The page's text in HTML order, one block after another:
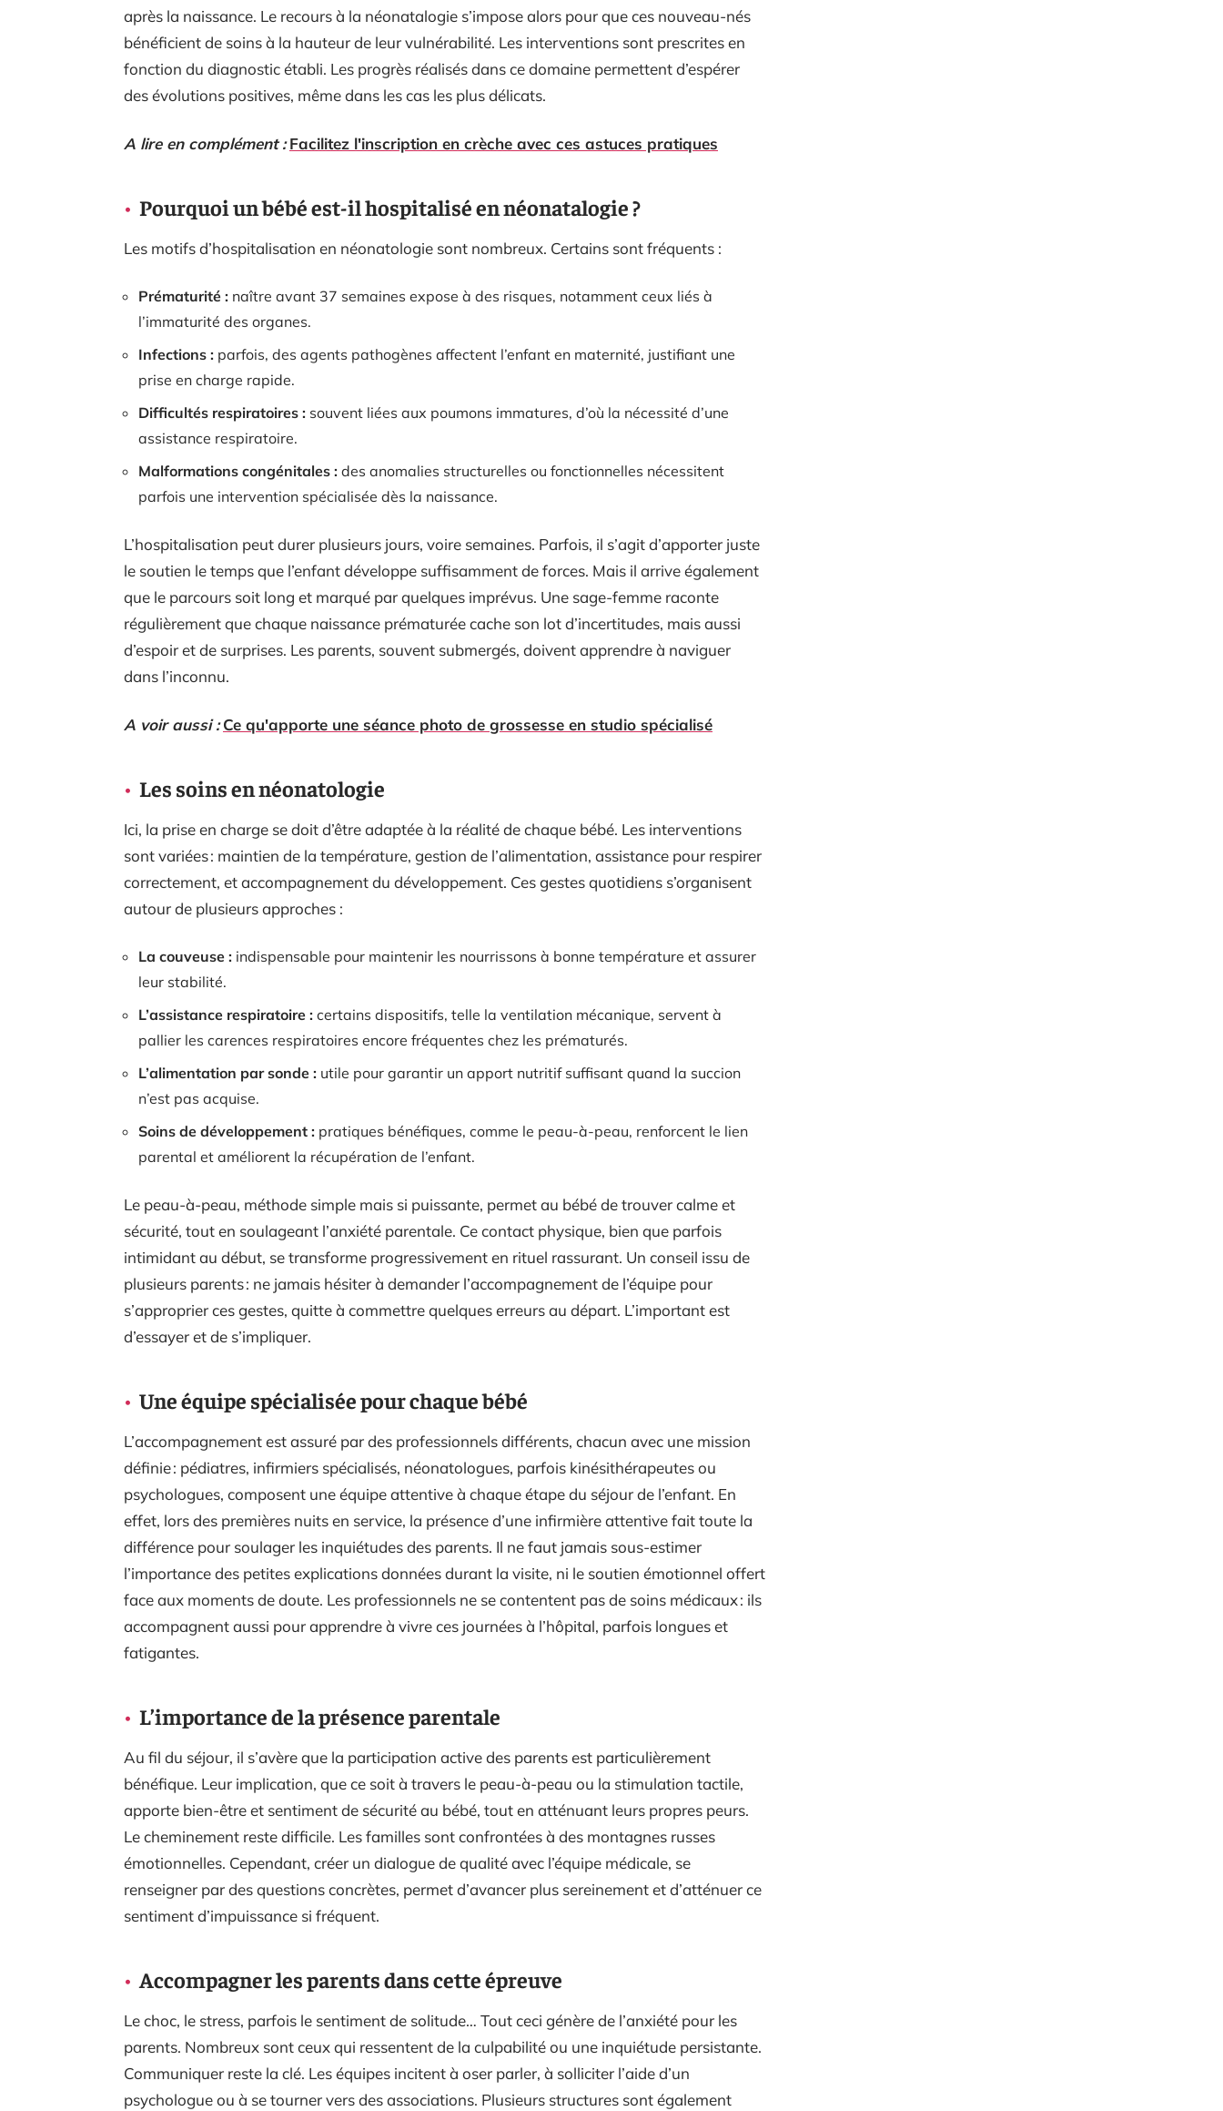
après la naissance. Le recours à la néonatalogie s’impose alors pour que ces nouveau-nés
bénéficient de soins à la hauteur de leur vulnérabilité. Les interventions sont prescrites en
fonction du diagnostic établi. Les progrès réalisés dans ce domaine permettent d’espérer
des évolutions positives, même dans les cas les plus délicats.
A lire en complément : Facilitez l'inscription en crèche avec ces astuces pratiques
Pourquoi un bébé est-il hospitalisé en néonatalogie ?
Les motifs d’hospitalisation en néonatologie sont nombreux. Certains sont fréquents :
Prématurité : naître avant 37 semaines expose à des risques, notamment ceux liés à
l’immaturité des organes.
Infections : parfois, des agents pathogènes affectent l’enfant en maternité, justifiant une
prise en charge rapide.
Difficultés respiratoires : souvent liées aux poumons immatures, d’où la nécessité d’une
assistance respiratoire.
Malformations congénitales : des anomalies structurelles ou fonctionnelles nécessitent
parfois une intervention spécialisée dès la naissance.
L’hospitalisation peut durer plusieurs jours, voire semaines. Parfois, il s’agit d’apporter juste
le soutien le temps que l’enfant développe suffisamment de forces. Mais il arrive également
que le parcours soit long et marqué par quelques imprévus. Une sage-femme raconte
régulièrement que chaque naissance prématurée cache son lot d’incertitudes, mais aussi
d’espoir et de surprises. Les parents, souvent submergés, doivent apprendre à naviguer
dans l’inconnu.
A voir aussi : Ce qu'apporte une séance photo de grossesse en studio spécialisé
Les soins en néonatologie
Ici, la prise en charge se doit d’être adaptée à la réalité de chaque bébé. Les interventions
sont variées : maintien de la température, gestion de l’alimentation, assistance pour respirer
correctement, et accompagnement du développement. Ces gestes quotidiens s’organisent
autour de plusieurs approches :
La couveuse : indispensable pour maintenir les nourrissons à bonne température et assurer
leur stabilité.
L’assistance respiratoire : certains dispositifs, telle la ventilation mécanique, servent à
pallier les carences respiratoires encore fréquentes chez les prématurés.
L’alimentation par sonde : utile pour garantir un apport nutritif suffisant quand la succion
n’est pas acquise.
Soins de développement : pratiques bénéfiques, comme le peau-à-peau, renforcent le lien
parental et améliorent la récupération de l’enfant.
Le peau-à-peau, méthode simple mais si puissante, permet au bébé de trouver calme et
sécurité, tout en soulageant l’anxiété parentale. Ce contact physique, bien que parfois
intimidant au début, se transforme progressivement en rituel rassurant. Un conseil issu de
plusieurs parents : ne jamais hésiter à demander l’accompagnement de l’équipe pour
s’approprier ces gestes, quitte à commettre quelques erreurs au départ. L’important est
d’essayer et de s’impliquer.
Une équipe spécialisée pour chaque bébé
L’accompagnement est assuré par des professionnels différents, chacun avec une mission
définie : pédiatres, infirmiers spécialisés, néonatologues, parfois kinésithérapeutes ou
psychologues, composent une équipe attentive à chaque étape du séjour de l’enfant. En
effet, lors des premières nuits en service, la présence d’une infirmière attentive fait toute la
différence pour soulager les inquiétudes des parents. Il ne faut jamais sous-estimer
l’importance des petites explications données durant la visite, ni le soutien émotionnel offert
face aux moments de doute. Les professionnels ne se contentent pas de soins médicaux : ils
accompagnent aussi pour apprendre à vivre ces journées à l’hôpital, parfois longues et
fatigantes.
L’importance de la présence parentale
Au fil du séjour, il s’avère que la participation active des parents est particulièrement
bénéfique. Leur implication, que ce soit à travers le peau-à-peau ou la stimulation tactile,
apporte bien-être et sentiment de sécurité au bébé, tout en atténuant leurs propres peurs.
Le cheminement reste difficile. Les familles sont confrontées à des montagnes russes
émotionnelles. Cependant, créer un dialogue de qualité avec l’équipe médicale, se
renseigner par des questions concrètes, permet d’avancer plus sereinement et d’atténuer ce
sentiment d’impuissance si fréquent.
Accompagner les parents dans cette épreuve
Le choc, le stress, parfois le sentiment de solitude… Tout ceci génère de l’anxiété pour les
parents. Nombreux sont ceux qui ressentent de la culpabilité ou une inquiétude persistante.
Communiquer reste la clé. Les équipes incitent à oser parler, à solliciter l’aide d’un
psychologue ou à se tourner vers des associations. Plusieurs structures sont également